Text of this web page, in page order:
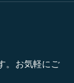
。お気軽にご